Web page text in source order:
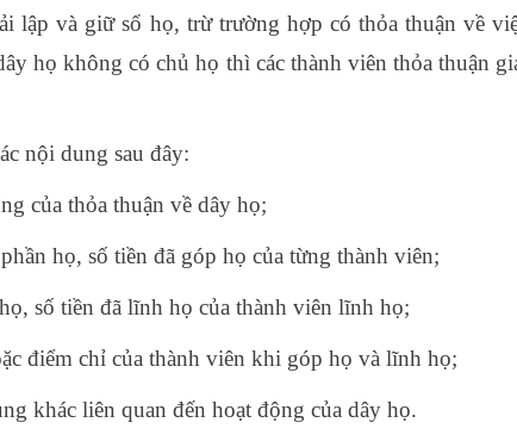
lập và giữ sổ họ, trừ trường hợp có thỏa thuận về
họ không có chủ họ thì các thành viên thỏa thuận
nội dung sau đây:
của thỏa thuận về dây họ;
họ, số tiền đã góp họ của từng thành viên;
số tiền đã lĩnh họ của thành viên lĩnh họ;
điểm chỉ của thành viên khi góp họ và lĩnh họ;
khác liên quan đến hoạt động của dây họ.